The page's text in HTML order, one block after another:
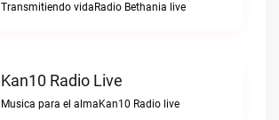
Transmitiendo vidaRadio Bethania live
Kan10 Radio Live
Musica para el almaKan10 Radio live